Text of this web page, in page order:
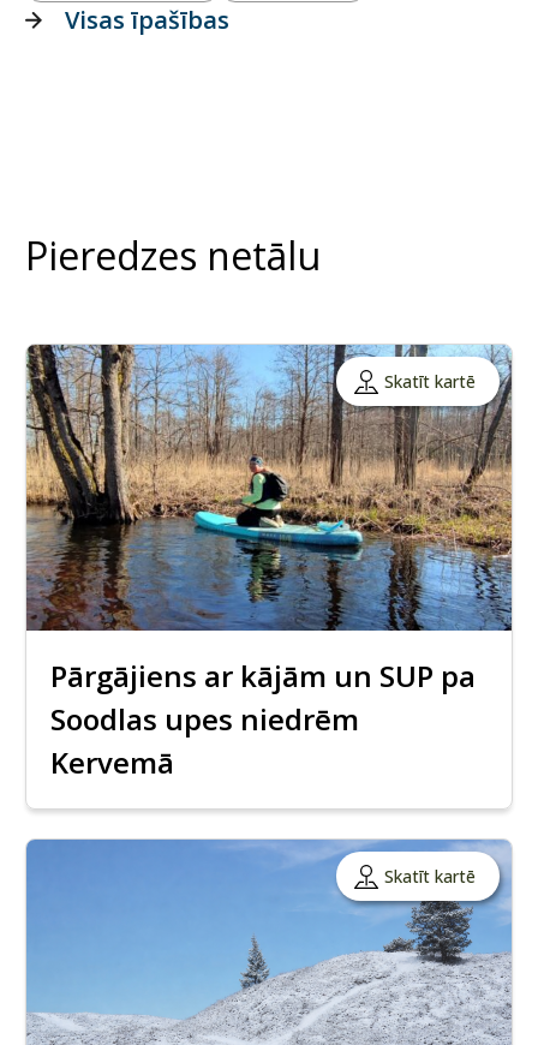
Visas īpašības
Pieredzes netālu
Skatīt kartē
Pārgājiens ar kājām un SUP pa
Soodlas upes niedrēm
Kervemā
Skatīt kartē